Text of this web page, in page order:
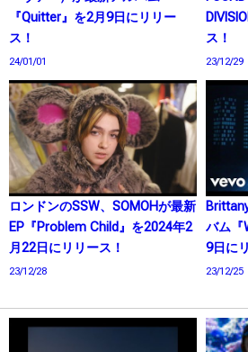
『Quitter』を2月9日にリリー
ス！
24/01/01
ス！
23/12/29
ロンドンのSSW、SOMOHが最新
EP『Problem Child』を2024年2
月22日にリリース！
23/12/28
バム『
9日に
23/12/25